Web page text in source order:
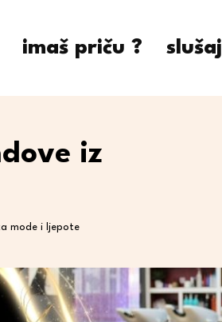
imaš priču ? slušaj
iz
mode i ljepote